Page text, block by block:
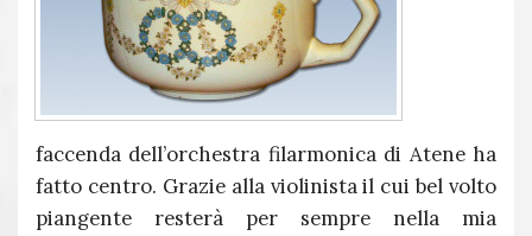
faccenda dell’orchestra filarmonica di Atene ha
fatto centro. Grazie alla violinista il cui bel volto
piangente resterà per sempre nella mia